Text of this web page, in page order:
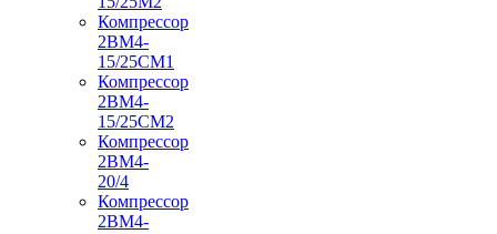
Компрессор
2ВМ4-
15/25СМ1
Компрессор
2ВМ4-
15/25СМ2
Компрессор
2ВМ4-
20/4
Компрессор
2ВМ4-